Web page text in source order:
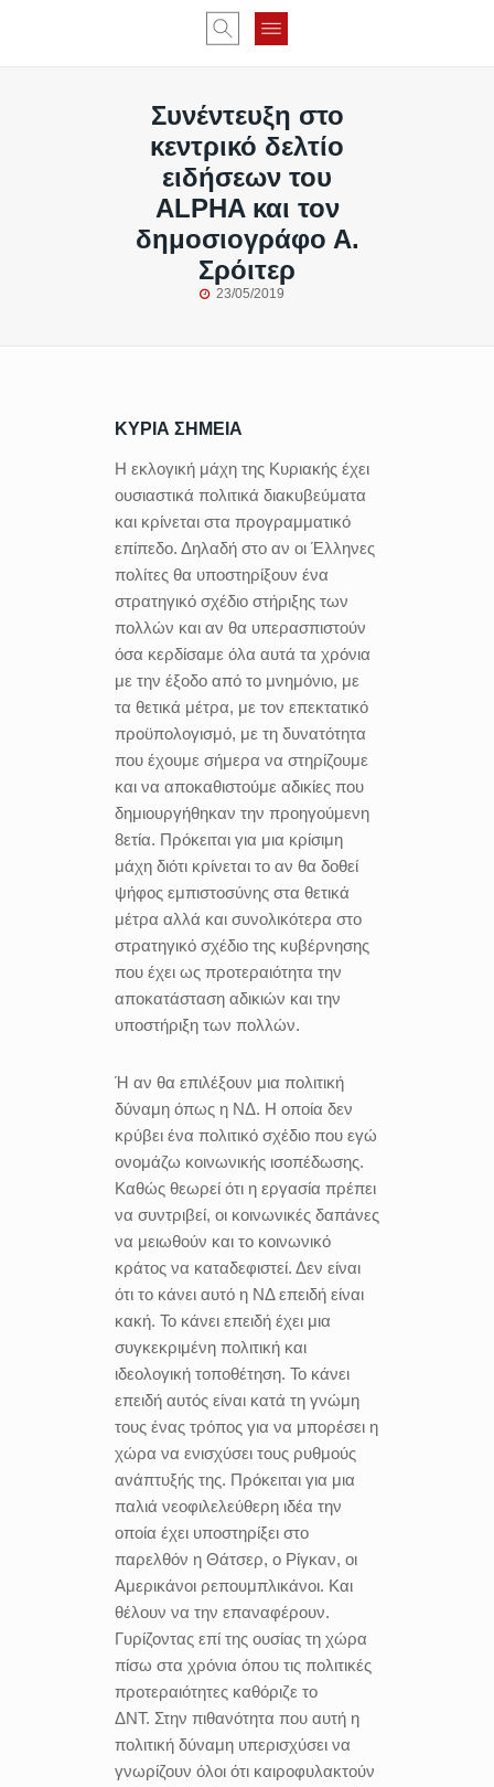
Συνέντευξη στο
κεντρικό δελτίο
ειδήσεων του
ALPHA και τον
δημοσιογράφο Α.
Σρόιτερ
23/05/2019
ΚΥΡΙΑ ΣΗΜΕΙΑ
Η εκλογική μάχη της Κυριακής έχει
ουσιαστικά πολιτικά διακυβεύματα
και κρίνεται στα προγραμματικό
επίπεδο. Δηλαδή στο αν οι Έλληνες
πολίτες θα υποστηρίξουν ένα
στρατηγικό σχέδιο στήριξης των
πολλών και αν θα υπερασπιστούν
όσα κερδίσαμε όλα αυτά τα χρόνια
με την έξοδο από το μνημόνιο, με
τα θετικά μέτρα, με τον επεκτατικό
προϋπολογισμό, με τη δυνατότητα
που έχουμε σήμερα να στηρίζουμε
και να αποκαθιστούμε αδικίες που
δημιουργήθηκαν την προηγούμενη
8ετία. Πρόκειται για μια κρίσιμη
μάχη διότι κρίνεται το αν θα δοθεί
ψήφος εμπιστοσύνης στα θετικά
μέτρα αλλά και συνολικότερα στο
στρατηγικό σχέδιο της κυβέρνησης
που έχει ως προτεραιότητα την
αποκατάσταση αδικιών και την
υποστήριξη των πολλών.
Ή αν θα επιλέξουν μια πολιτική
δύναμη όπως η ΝΔ. Η οποία δεν
κρύβει ένα πολιτικό σχέδιο που εγώ
ονομάζω κοινωνικής ισοπέδωσης.
Καθώς θεωρεί ότι η εργασία πρέπει
να συντριβεί, οι κοινωνικές δαπάνες
να μειωθούν και το κοινωνικό
κράτος να καταδεφιστεί. Δεν είναι
ότι το κάνει αυτό η ΝΔ επειδή είναι
κακή. Το κάνει επειδή έχει μια
συγκεκριμένη πολιτική και
ιδεολογική τοποθέτηση. Το κάνει
επειδή αυτός είναι κατά τη γνώμη
τους ένας τρόπος για να μπορέσει η
χώρα να ενισχύσει τους ρυθμούς
ανάπτυξής της. Πρόκειται για μια
παλιά νεοφιλελεύθερη ιδέα την
οποία έχει υποστηρίξει στο
παρελθόν η Θάτσερ, ο Ρίγκαν, οι
Αμερικάνοι ρεπουμπλικάνοι. Και
θέλουν να την επαναφέρουν.
Γυρίζοντας επί της ουσίας τη χώρα
πίσω στα χρόνια όπου τις πολιτικές
προτεραιότητες καθόριζε το
ΔΝΤ. Στην πιθανότητα που αυτή η
πολιτική δύναμη υπερισχύσει να
γνωρίζουν όλοι ότι καιροφυλακτούν